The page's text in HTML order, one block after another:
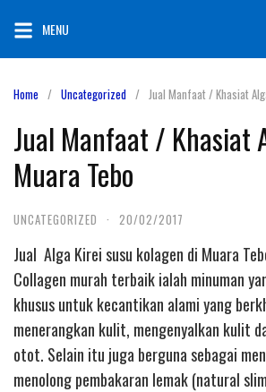
content
MENU
Home Uncategorized Jual Manfaat / Khasiat
Jual Manfaat / Khasiat
Muara Tebo
UNCATEGORIZED · 20/02/2017
Jual Alga Kirei susu kolagen di Muara
Collagen murah terbaik ialah minuman
khusus untuk kecantikan alami yang
menerangkan kulit, mengenyalkan kulit
otot. Selain itu juga berguna sebagai
menolong pembakaran lemak (natural